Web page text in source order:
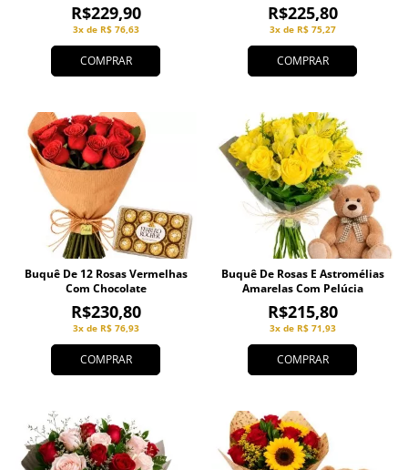
COMPRAR
3x de R$ 76,63
R$229,90
COMPRAR
3x de R$ 75,27
R$225,80
COMPRAR
3x de R$ 76,93
R$230,80
Buquê De 12 Rosas Vermelhas
Com Chocolate
COMPRAR
3x de R$ 71,93
R$215,80
Buquê De Rosas E Astromélias
Amarelas Com Pelúcia